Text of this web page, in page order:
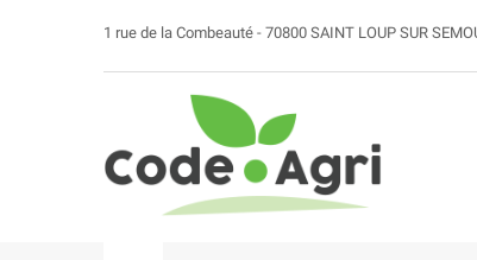
1 rue de la Combeauté - 70800 SAINT LOUP SUR